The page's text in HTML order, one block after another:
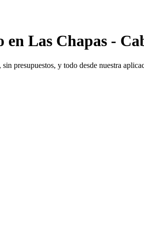
en Las Chapas -
presupuestos, y todo desde nuestra